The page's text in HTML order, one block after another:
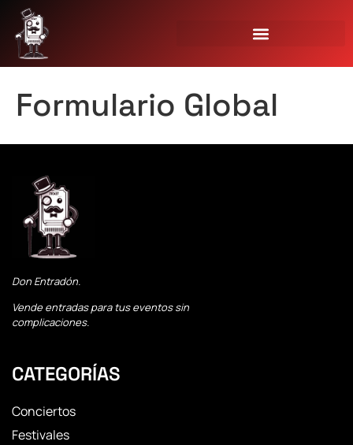
Formulario Global
Don Entradón.
Vende entradas para tus eventos sin
complicaciones.
CATEGORÍAS
Conciertos
Festivales